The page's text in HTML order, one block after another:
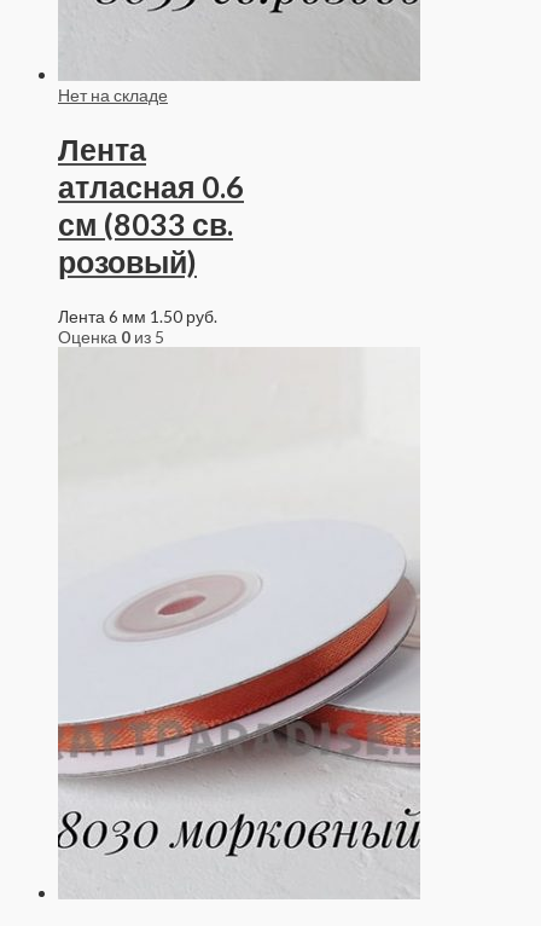
Нет на складе
Лента
атласная 0.6
см (8033 св.
розовый)
Лента 6 мм 1.50 руб.
Оценка 0 из 5